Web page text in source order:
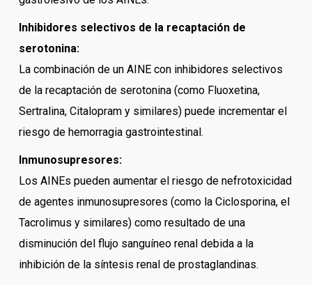
Inhibidores selectivos de la recaptación de
serotonina:
La combinación de un AINE con inhibidores selectivos
de la recaptación de serotonina (como Fluoxetina,
Sertralina, Citalopram y similares) puede incrementar el
riesgo de hemorragia gastrointestinal.
Inmunosupresores:
Los AINEs pueden aumentar el riesgo de nefrotoxicidad
de agentes inmunosupresores (como la Ciclosporina, el
Tacrolimus y similares) como resultado de una
disminución del flujo sanguíneo renal debida a la
inhibición de la síntesis renal de prostaglandinas.